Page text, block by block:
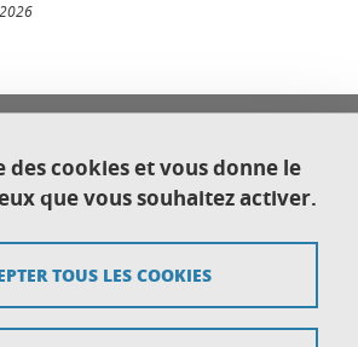
Alpes
déléguée au Développement
9
des cookies et vous donne le
que vous souhaitez activer.
TOUS LES COOKIES